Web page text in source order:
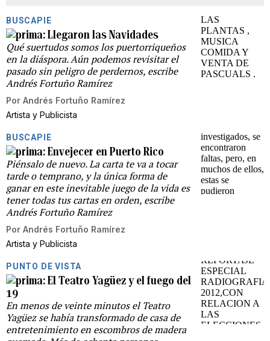
BUSCAPIE
Llegaron las Navidades
Qué suertudos somos los puertorriqueños
en la diáspora. Aún podemos revisitar el
pasado sin peligro de perdernos, escribe
Andrés Fortuño Ramírez
Por Andrés Fortuño Ramírez
Artista y Publicista
BUSCAPIE
Envejecer en Puerto Rico
Piénsalo de nuevo. La carta te va a tocar
tarde o temprano, y la única forma de
ganar en este inevitable juego de la vida es
tener todas tus cartas en orden, escribe
Andrés Fortuño Ramírez
Por Andrés Fortuño Ramírez
Artista y Publicista
PUNTO DE VISTA
El Teatro Yagüez y el fuego del
19
En menos de veinte minutos el Teatro
Yagüez se había transformado de casa de
entretenimiento en escombros de madera